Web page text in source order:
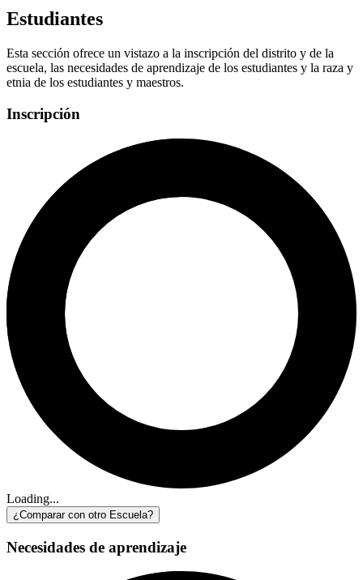
Estudiantes
Esta sección ofrece un vistazo a la inscripción del distrito y de la
escuela, las necesidades de aprendizaje de los estudiantes y la raza y
etnia de los estudiantes y maestros.
Inscripción
Loading...
¿Comparar con otro Escuela?
Necesidades de aprendizaje